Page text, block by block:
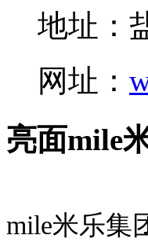
地址：
网址：
亮面mile
mile米乐集